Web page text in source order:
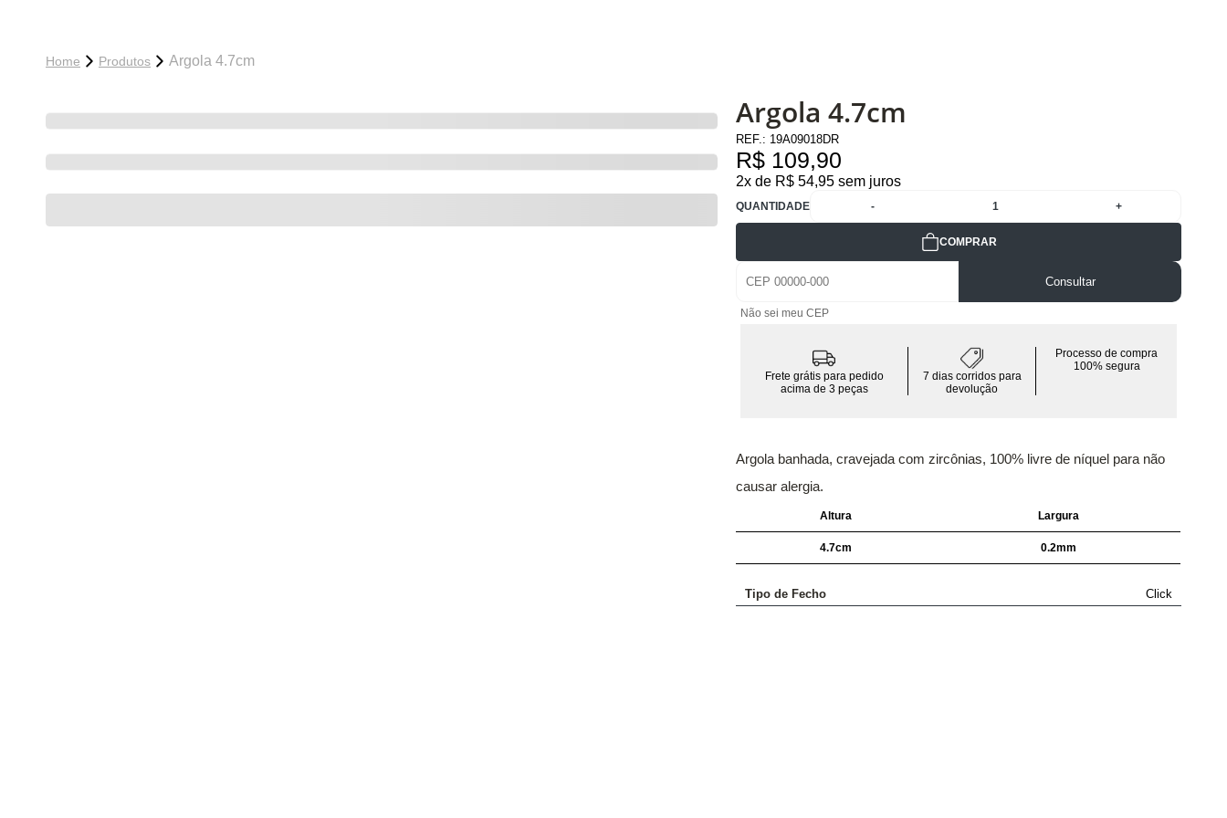
Home Produtos Argola 4.7cm
Argola 4.7cm
REF.: 19A09018DR
R$ 109,90
2x de R$ 54,95 sem juros
QUANTIDADE - 1 +
COMPRAR
Consultar
Não sei meu CEP
Frete grátis para pedido
acima de 3 peças
7 dias corridos para
devolução
Processo de compra
100% segura
Argola banhada, cravejada com zircônias, 100% livre de níquel para não
causar alergia.
Altura Largura
4.7cm 0.2mm
Tipo de Fecho Click